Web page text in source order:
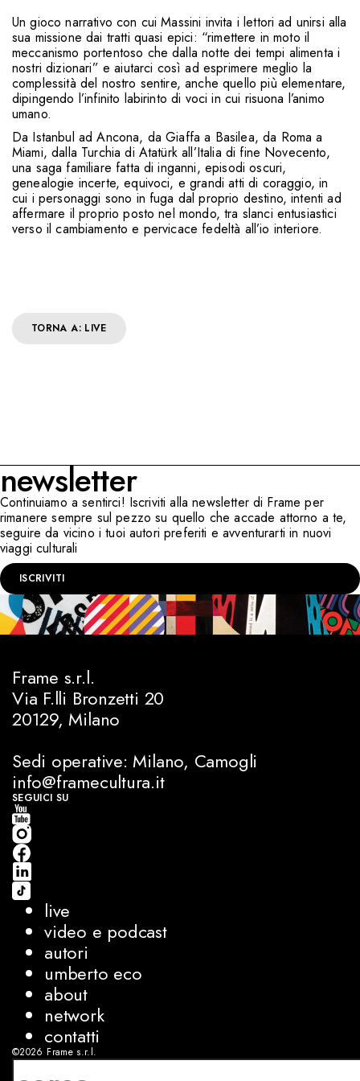
Un gioco narrativo con cui Massini invita i lettori ad unirsi alla
sua missione dai tratti quasi epici: “rimettere in moto il
meccanismo portentoso che dalla notte dei tempi alimenta i
nostri dizionari” e aiutarci così ad esprimere meglio la
complessità del nostro sentire, anche quello più elementare,
dipingendo l’infinito labirinto di voci in cui risuona l’animo
umano.
Da Istanbul ad Ancona, da Giaffa a Basilea, da Roma a
Miami, dalla Turchia di Atatürk all’Italia di fine Novecento,
una saga familiare fatta di inganni, episodi oscuri,
genealogie incerte, equivoci, e grandi atti di coraggio, in
cui i personaggi sono in fuga dal proprio destino, intenti ad
affermare il proprio posto nel mondo, tra slanci entusiastici
verso il cambiamento e pervicace fedeltà all’io interiore.
TORNA A: LIVE
newsletter
Continuiamo a sentirci! Iscriviti alla newsletter di Frame per
rimanere sempre sul pezzo su quello che accade attorno a te,
seguire da vicino i tuoi autori preferiti e avventurarti in nuovi
viaggi culturali
ISCRIVITI
Frame s.r.l.
Via F.lli Bronzetti 20
20129, Milano
Sedi operative: Milano, Camogli
info@framecultura.it
SEGUICI SU
live
video e podcast
autori
umberto eco
about
network
contatti
©2026 Frame s.r.l.
P.IVA 08927250962